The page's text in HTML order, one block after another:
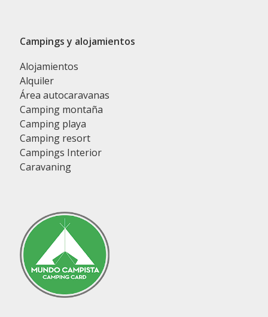
Campings y alojamientos
Alojamientos
Alquiler
Área autocaravanas
Camping montaña
Camping playa
Camping resort
Campings Interior
Caravaning